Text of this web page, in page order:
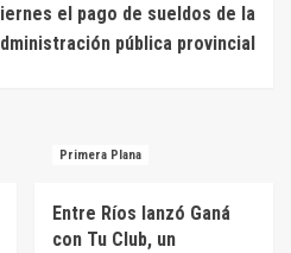
el pago de sueldos de la
pública provincial
Primera Plana
Entre Ríos lanzó Ganá
con Tu Club, un